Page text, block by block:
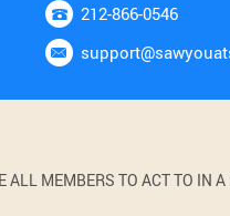
212-866-0546
MEMBERS TO ACT TO IN